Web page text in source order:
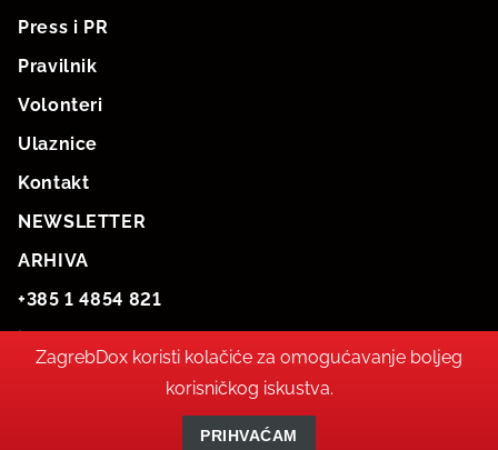
Press i PR
Pravilnik
Volonteri
Ulaznice
Kontakt
NEWSLETTER
ARHIVA
+385 1 4854 821
info@zagrebdox.net
ZagrebDox koristi kolačiće za omogućavanje boljeg
korisničkog iskustva.
PRIHVAĆAM